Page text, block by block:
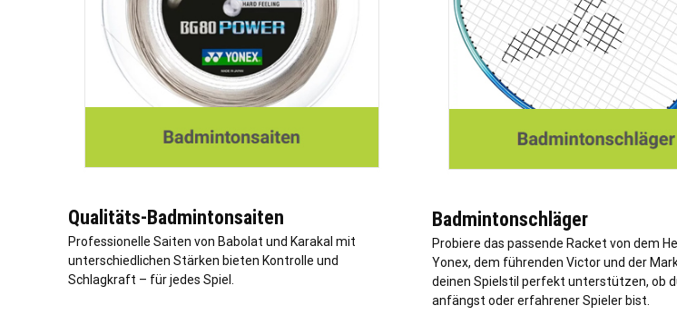
Qualitäts-Badmintonsaiten
Professionelle Saiten von Babolat und Karakal mit
unterschiedlichen Stärken bieten Kontrolle und
Schlagkraft – für jedes Spiel.
Badmintonschläger
Probiere das passende Racket von dem
Yonex, dem führenden Victor und der
deinen Spielstil perfekt unterstützen, ob
anfängst oder erfahrener Spieler bist.